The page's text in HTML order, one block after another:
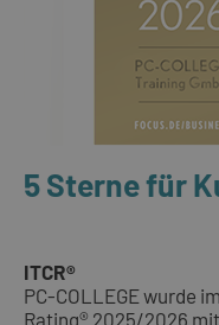
5 Sterne für
ITCR®
PC-COLLEGE wurde
Rating® 2025/2026